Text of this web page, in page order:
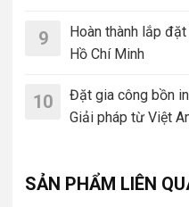
9
Hoàn thành lắp
Hồ Chí Minh
10
Đặt gia công bồn
Giải pháp từ Việt
SẢN PHẨM LIÊN